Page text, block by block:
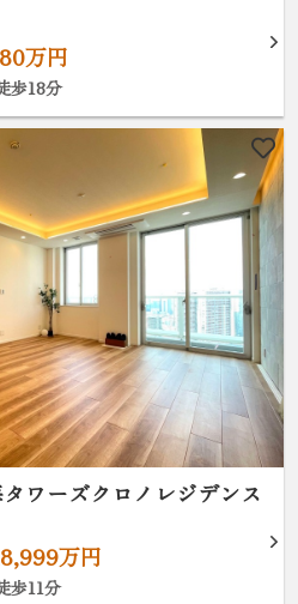
万円
歩18分
ワーズクロノレジデンス
万円
歩11分